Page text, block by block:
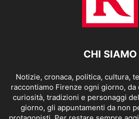
CHI SIAMO
Notizie, cronaca, politica, cultura,
raccontiamo Firenze ogni giorno,
curiosità, tradizioni e personaggi
giorno, gli appuntamenti da non